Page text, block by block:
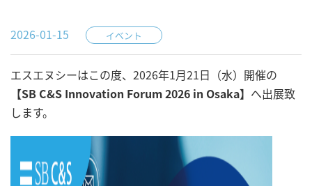
2026-01-15 イベント
エスエヌシーはこの度、2026年1月21日（水）開催の
【SB C&S Innovation Forum 2026 in Osaka】 へ出展致
します。